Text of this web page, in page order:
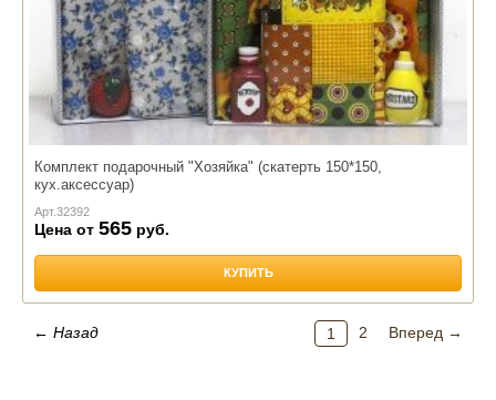
Комплект подарочный "Хозяйка" (скатерть 150*150,
кух.аксессуар)
Арт.32392
Цена от 565 руб.
КУПИТЬ
← Назад 1 2 Вперед →